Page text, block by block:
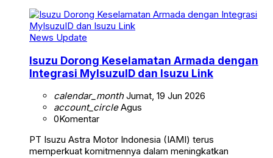
News Update
Isuzu Dorong Keselamatan Armada dengan
Integrasi MyIsuzuID dan Isuzu Link
calendar_monthJumat, 19 Jun 2026
account_circleAgus
0Komentar
PT Isuzu Astra Motor Indonesia (IAMI) terus
memperkuat komitmennya dalam meningkatkan